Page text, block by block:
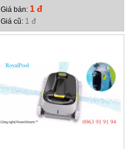
WATERCO HYDROCHLOR
MINERAL 4000
Giá bán: 1 đ
Giá cũ: 1 đ